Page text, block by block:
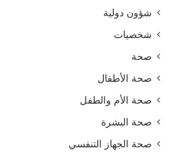
شؤون دولية
شخصيات
صحة
صحة الأطفال
صحة الأم والطفل
صحة البشرة
صحة الجهاز التنفسي